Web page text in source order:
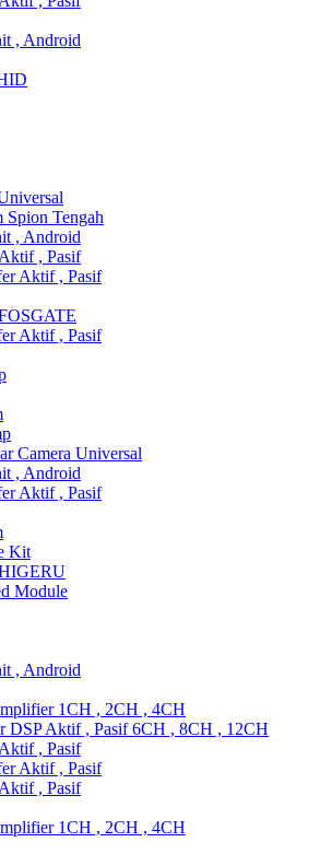
, Android
Spion Tengah
, Android
, Pasif
Aktif , Pasif
Aktif , Pasif
Camera Universal
, Android
Aktif , Pasif
Kit
Module
, Android
1CH , 2CH , 4CH
DSP Aktif , Pasif 6CH , 8CH , 12CH
, Pasif
Aktif , Pasif
, Pasif
1CH , 2CH , 4CH